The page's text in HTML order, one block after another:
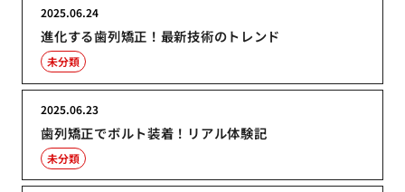
進化する歯列矯正！最新技術のトレンド
2025.06.24
未分類
歯列矯正でボルト装着！リアル体験記
2025.06.23
未分類